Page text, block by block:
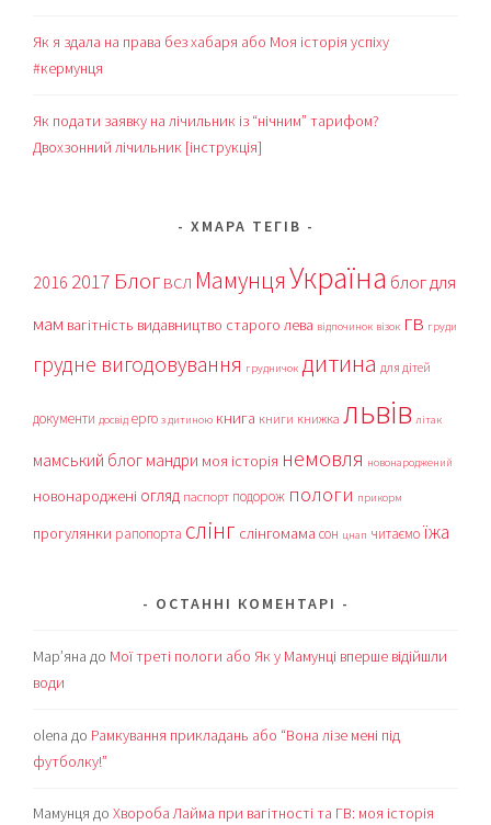
Як я здала на права без хабаря або Моя історія успіху
#кермунця
Як подати заявку на лічильник із “нічним” тарифом?
Двохзонний лічильник [інструкція]
ХМАРА ТЕГІВ
2016 2017 Блог ВСЛ МамунцяУкраїна блог для
мам вагітність видавництво старого лева відпочинок візок гв груди
грудне вигодовування грудничок дитина для дітей
документи досвід ерго з дитиною книга книги книжка львів літак
мамський блог мандри моя історія немовля новонароджений
новонароджені огляд паспорт подорож пологи прикорм
прогулянки рапопорта слінг слінгомама сон цнап читаємоїжа
ОСТАННІ КОМЕНТАРІ
Мар’яна до Мої треті пологи або Як у Мамунці вперше відійшли
води
olena до Рамкування прикладань або “Вона лізе мені під
футболку!”
Мамунця доХвороба Лайма при вагітності та ГВ: моя історія